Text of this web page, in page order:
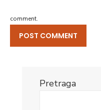
comment.
Pretraga